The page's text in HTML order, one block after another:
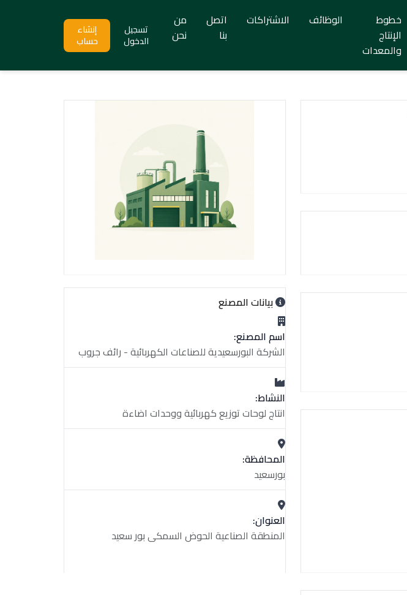
خطوط
الإنتاج
والمعدات
الوظائف الاشتراكات
اتصل
بنا
من
نحن
تسجيل
الدخول
إنشاء
حساب
بيانات المصنع
اسم المصنع:
الشركة البورسعيدية للصناعات الكهربائية - رائف جروب
النشاط:
انتاج لوحات توزيع كهربائية ووحدات اضاءة
المحافظة:
بورسعيد
العنوان:
المنطقة الصناعية الحوض السمكى بور سعيد